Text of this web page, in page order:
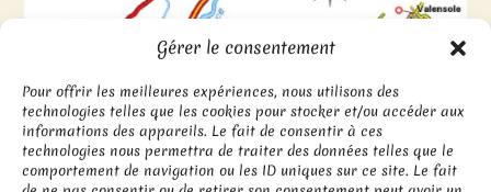
Gérer le consentement
Pour offrir les meilleures expériences, nous utilisons des
technologies telles que les cookies pour stocker et/ou accéder aux
informations des appareils. Le fait de consentir à ces
technologies nous permettra de traiter des données telles que le
comportement de navigation ou les ID uniques sur ce site. Le fait